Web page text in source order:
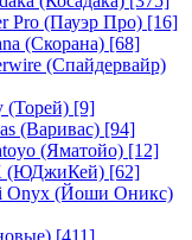
Pro (Пауэр Про) [16]
(Скорана) [68]
(Спайдервайр)
(Торей) [9]
(Варивас) [94]
(Яматойо) [12]
(ЮДжиКей) [62]
Onyx (Йоши Оникс)